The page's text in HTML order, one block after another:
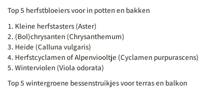
Top 5 herfstbloeiers voor in potten en bakken
Kleine herfstasters (Aster)
(Bol)chrysanten (Chrysanthemum)
Heide (Calluna vulgaris)
Herfstcyclamen of Alpenviooltje (Cyclamen purpurascens)
Winterviolen (Viola odorata)
Top 5 wintergroene bessenstruikjes voor terras en balkon